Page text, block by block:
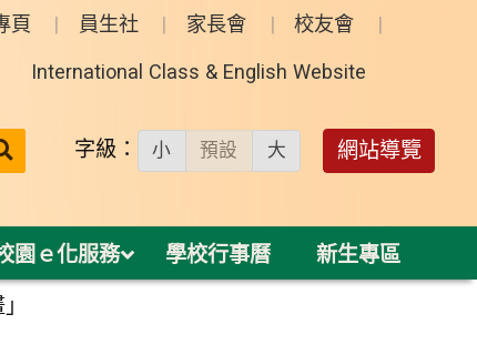
頁 員生社 家長會 校友會
International Class & English Website
送出 字級： 小 預設 大 網站導覽
園ｅ化服務 學校行事曆 新生專區